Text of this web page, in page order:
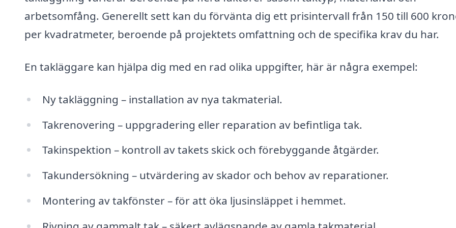
arbetsomfång. Generellt sett kan du förvänta dig ett prisintervall från 150 till 600
per kvadratmeter, beroende på projektets omfattning och de specifika krav du har.
En takläggare kan hjälpa dig med en rad olika uppgifter, här är några exempel:
Ny takläggning – installation av nya takmaterial.
Takrenovering – uppgradering eller reparation av befintliga tak.
Takinspektion – kontroll av takets skick och förebyggande åtgärder.
Takundersökning – utvärdering av skador och behov av reparationer.
Montering av takfönster – för att öka ljusinsläppet i hemmet.